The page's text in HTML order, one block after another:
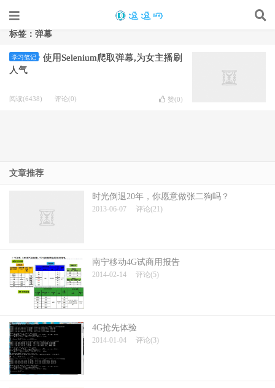
标签：弹幕
学习笔记
使用Selenium爬取弹幕,为女主播刷
人气
阅读(6438) 评论(0) 赞(0)
文章推荐
时光倒退20年，你愿意做张二狗吗？
2013-06-07 评论(21)
南宁移动4G试商用报告
2014-02-14 评论(5)
4G抢先体验
2014-01-04 评论(3)